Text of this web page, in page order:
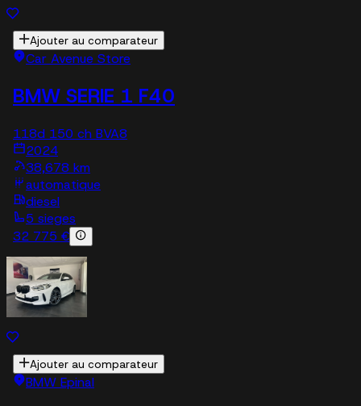
Ajouter au comparateur
Car Avenue Store
BMW SERIE 1 F40
118d 150 ch BVA8
2024
38,678 km
automatique
diesel
5 sieges
32 775 €
Ajouter au comparateur
BMW Epinal